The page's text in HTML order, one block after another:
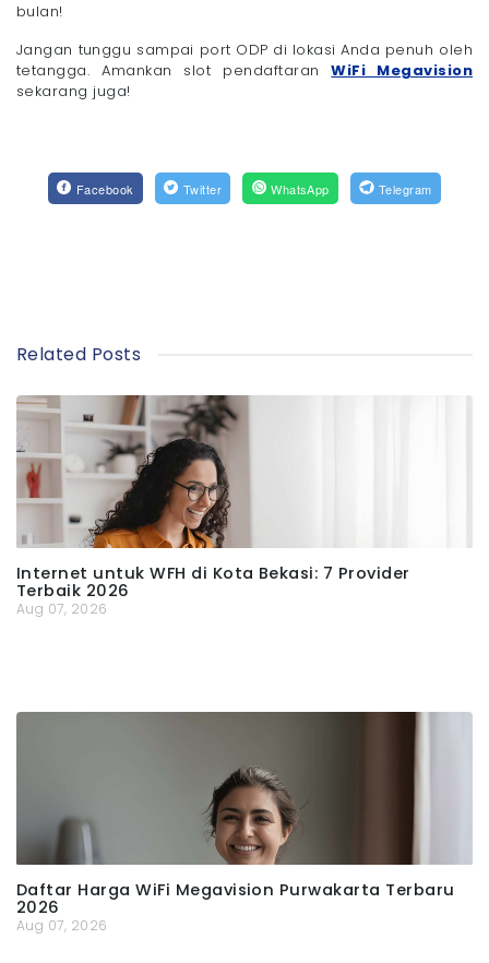
bulan!
Jangan tunggu sampai port ODP di lokasi Anda penuh oleh
tetangga. Amankan slot pendaftaranWiFi Megavision
sekarang juga!
Facebook Twitter WhatsApp Telegram
Related Posts
Internet untuk WFH di Kota Bekasi: 7 Provider
Terbaik 2026
Aug 07, 2026
Daftar Harga WiFi Megavision Purwakarta Terbaru
2026
Aug 07, 2026